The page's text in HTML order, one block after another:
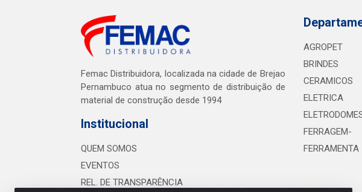
Femac Distribuidora, localizada na cidade de Brejao
Pernambuco atua no segmento de distribuição de
material de construção desde 1994
Institucional
QUEM SOMOS
EVENTOS
REL. DE TRANSPARÊNCIA
AGROPET
BRINDES
CERAMICOS
ELETRICA
FERRAGEM-
FERRAMENTA